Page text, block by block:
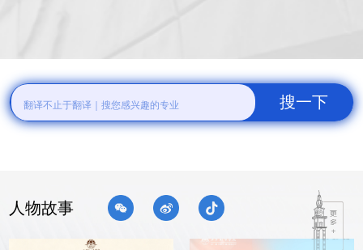
搜一下
省级一流本科专业11个
2026年招生专业本科38个，高职4个
省级特色和精品资源共享课程20门
省级教学团队13个
省级教学成果奖16项
近5年学生参加各类学科竞赛奖5159项
陕西示范性高校毕业生
就业创业指导服务机构
社会影响力就业典型高校
人物故事